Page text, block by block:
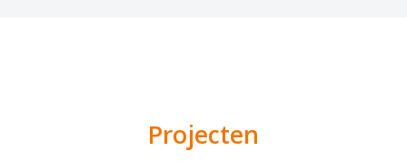
Projecten